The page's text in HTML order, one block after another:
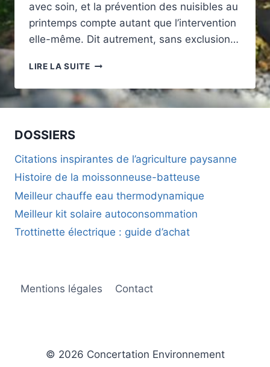
avec soin, et la prévention des nuisibles au
printemps compte autant que l’intervention
elle-même. Dit autrement, sans exclusion…
LIRE LA SUITEERREURS
ÉVITER
LORS
AU
PRINTEMPS
DOSSIERS
Citations inspirantes de l’agriculture paysanne
Histoire de la moissonneuse-batteuse
Meilleur chauffe eau thermodynamique
Meilleur kit solaire autoconsommation
Trottinette électrique : guide d’achat
Mentions légales Contact
© 2026 Concertation Environnement